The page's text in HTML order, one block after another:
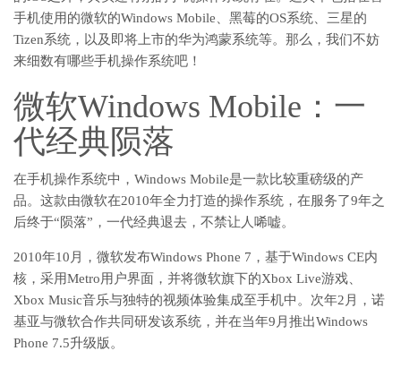
手机使用的微软的Windows Mobile、黑莓的OS系统、三星的
Tizen系统，以及即将上市的华为鸿蒙系统等。那么，我们不妨
来细数有哪些手机操作系统吧！
微软Windows Mobile：一
代经典陨落
在手机操作系统中，Windows Mobile是一款比较重磅级的产
品。这款由微软在2010年全力打造的操作系统，在服务了9年之
后终于“陨落”，一代经典退去，不禁让人唏嘘。
2010年10月，微软发布Windows Phone 7，基于Windows CE内
核，采用Metro用户界面，并将微软旗下的Xbox Live游戏、
Xbox Music音乐与独特的视频体验集成至手机中。次年2月，诺
基亚与微软合作共同研发该系统，并在当年9月推出Windows
Phone 7.5升级版。